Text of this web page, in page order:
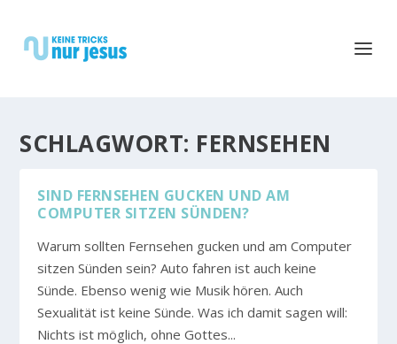
SCHLAGWORT: FERNSEHEN
SIND FERNSEHEN GUCKEN UND AM
COMPUTER SITZEN SÜNDEN?
Warum sollten Fernsehen gucken und am Computer
sitzen Sünden sein? Auto fahren ist auch keine
Sünde. Ebenso wenig wie Musik hören. Auch
Sexualität ist keine Sünde. Was ich damit sagen will:
Nichts ist möglich, ohne Gottes...